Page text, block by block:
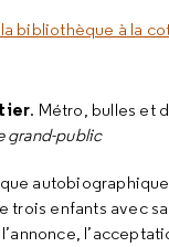
bibliothèque à la
. Métro, bulles et
grand-public
trois enfants avec